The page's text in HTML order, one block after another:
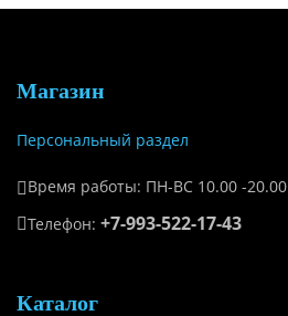
Магазин
Персональный раздел
Время работы: ПН-ВС 10.00 -20.00
Телефон: +7-993-522-17-43
Каталог